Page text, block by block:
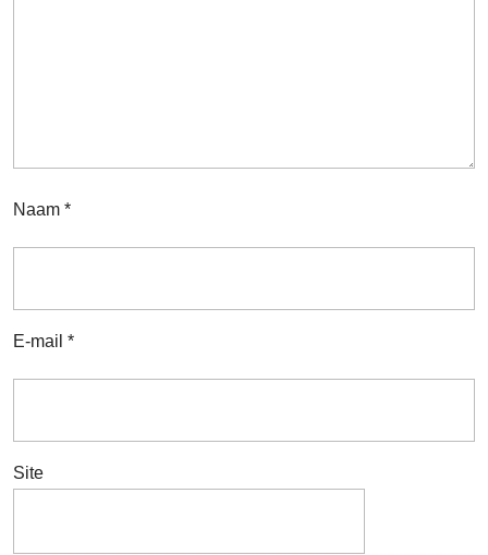
Naam *
E-mail *
Site